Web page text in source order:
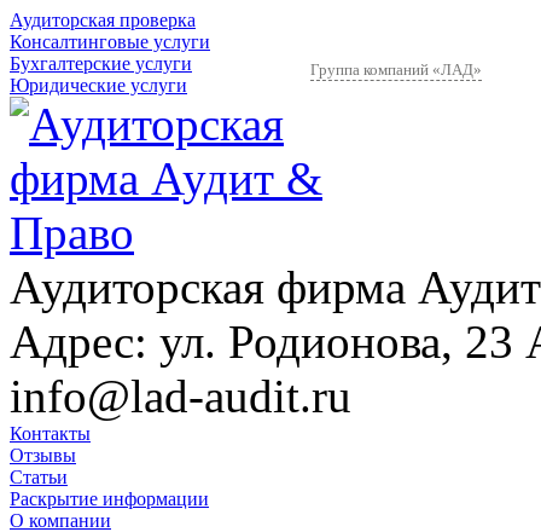
Аудиторская проверка
Консалтинговые услуги
Бухгалтерские услуги
Юридические услуги
Группа компаний «ЛАД»
Аудиторская фирма
Адрес: ул. Родионова, 23
info@lad-audit.ru
Контакты
Отзывы
Статьи
Раскрытие информации
О компании